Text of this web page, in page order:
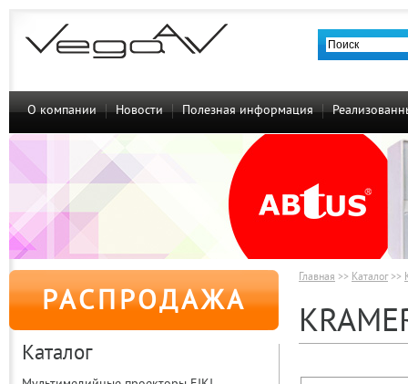
О компании Новости Полезная информация
РАСПРОДАЖА
Каталог
Главная >> Каталог>>